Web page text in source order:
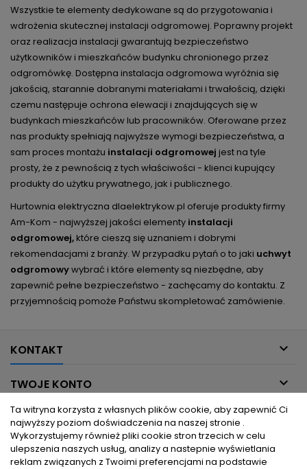
Wszystkie te elementy dedykowane są do przygotowania i
wdrożenia skutecznej instalacji odgromowej. Poprawny projekt
oraz realizacja instalacji gwarantują bezpieczeństwo
użytkowników i mieszkańców budynku chronionego przez
odgromówkę. Dostępna instalacja odgromowa wyróżnia się
jakością, starannie dobranymi materiałami i trwałością, dzięki
czemu następuje ochrona elewacji i znajdujących się w
budynkach mieszkańców lub pracowników. Oferowane przez
nas produkty spełniają najwyższe wymogi bezpieczeństwa, a
sam proces montażu instalacji odgromowej jest na tyle
prosty, że z pewnością z tych właściwości - klienci kupujący
produkty do użytku prywatnego, jak i publicznego.
Hurtownia elektryczna dlaelektrykow.pl oferuje produkty firmy
Am-Kom - najwyższej jakości elementy instalacji
odgromowej,które cieszą się uznaniem i dobrymi
rekomendacjami z branży. W przypadku pytań o to jaki uchwyt
odgromowywybrać i które elementy są niezbędne, aby
zapewnić pełne bezpieczeństwo - zachęcamy do kontaktu. Z
przyjemnością pomoże Państwu skompletować zamówienie.
KONTAKT 
TWOJE KONTO 
INFORMACJE DLA CIEBIE 
PRODUKTY
Ta witryna korzysta z własnych plików cookie, aby zapewnić Ci
najwyższy poziom doświadczenia na naszej stronie .
Wykorzystujemy również pliki cookie stron trzecich w celu
ulepszenia naszych usług, analizy a nastepnie wyświetlania
reklam związanych z Twoimi preferencjami na podstawie